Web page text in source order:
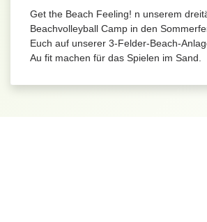
Get the Beach Feeling! n unserem
Beachvolleyball Camp in den
Euch auf unserer 3-Felder-Beach-
Au fit machen für das Spielen im Sand.